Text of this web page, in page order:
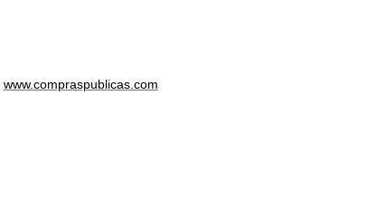
www.compraspublicas.com